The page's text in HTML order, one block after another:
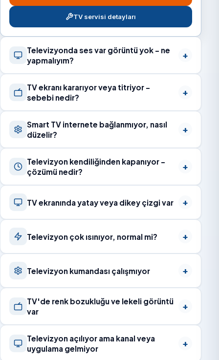
TV servisi detayları
Televizyonda ses var görüntü yok – ne
yapmalıyım?
TV ekranı kararıyor veya titriyor –
sebebi nedir?
Smart TV internete bağlanmıyor, nasıl
düzelir?
Televizyon kendiliğinden kapanıyor –
çözümü nedir?
TV ekranında yatay veya dikey çizgi var
Televizyon çok ısınıyor, normal mi?
Televizyon kumandası çalışmıyor
TV'de renk bozukluğu ve lekeli görüntü
var
Televizyon açılıyor ama kanal veya
uygulama gelmiyor